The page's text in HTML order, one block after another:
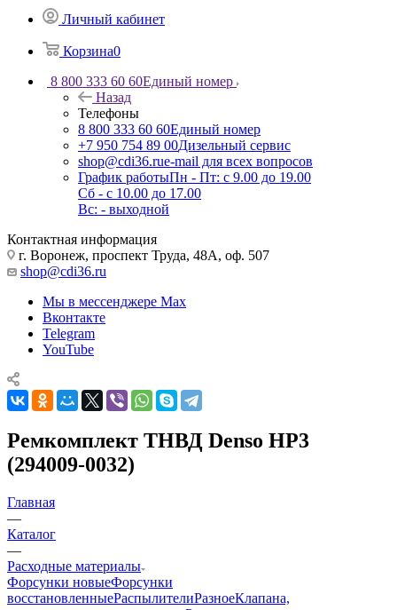
Личный кабинет
Корзина0
8 800 333 60 60Единый номер
Назад
Телефоны
8 800 333 60 60Единый номер
+7 950 754 89 00Дизельный сервис
shop@cdi36.rue-mail для всех вопросов
График работыПн - Пт: с 9.00 до 19.00
Сб - с 10.00 до 17.00
Вс: - выходной
Контактная информация
г. Воронеж, проспект Труда, 48А, оф. 507
shop@cdi36.ru
Мы в мессенджере Max
Вконтакте
Telegram
YouTube
Ремкомплект ТНВД Denso HP3
(294009-0032)
Главная
—
Каталог
—
Расходные материалы
Форсунки новыеФорсунки
восстановленныеРаспылителиРазноеКлапана,